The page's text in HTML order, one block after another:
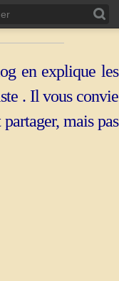
en explique les
. Il vous convie
mais pas